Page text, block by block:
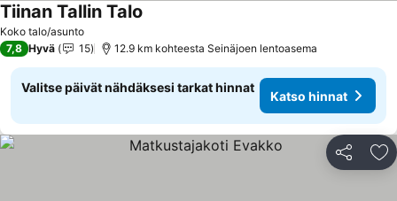
Koko talo/asunto
Tiinan Tallin Talo
7,8 Hyvä 15 12.9 km kohteesta Seinäjoen lentoasema
Valitse päivät nähdäksesi tarkat hinnat
Katso hinnat
Jaa